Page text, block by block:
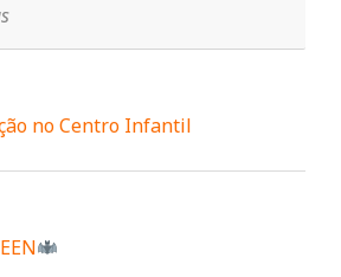
no Centro Infantil